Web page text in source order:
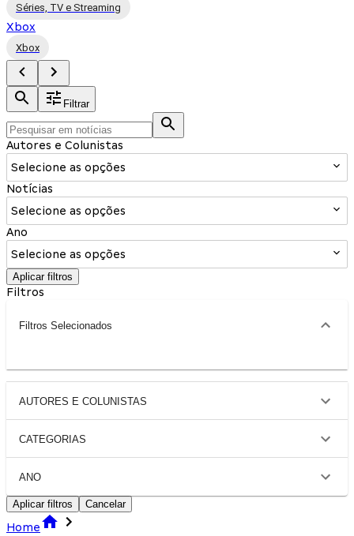
Séries, TV e Streaming
Xbox
Xbox
Filtrar
Autores e Colunistas
Selecione as opções
Notícias
Selecione as opções
Ano
Selecione as opções
Aplicar filtros
Filtros
Filtros Selecionados
AUTORES E COLUNISTAS
CATEGORIAS
ANO
Aplicar filtros Cancelar
Home